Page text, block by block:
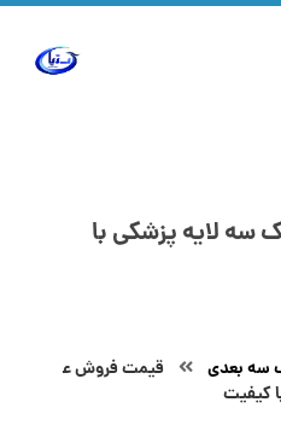
لایه پزشکی با
سه بعدی
قیمت فروش ع
کیفیت